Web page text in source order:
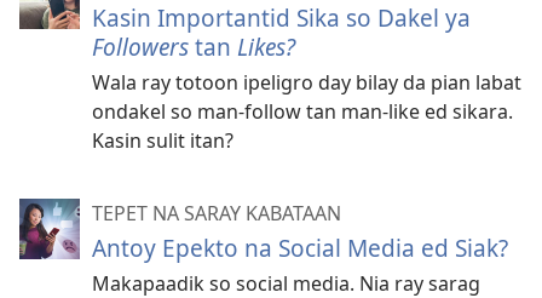
Kasin Importantid Sika so Dakel ya
Followerstan Likes?
Wala ray totoon ipeligro day bilay da pian labat
ondakel so man-follow tan man-like ed sikara.
Kasin sulit itan?
TEPET NA SARAY KABATAAN
Antoy Epekto na Social Media ed Siak?
Makapaadik so social media. Nia ray sarag